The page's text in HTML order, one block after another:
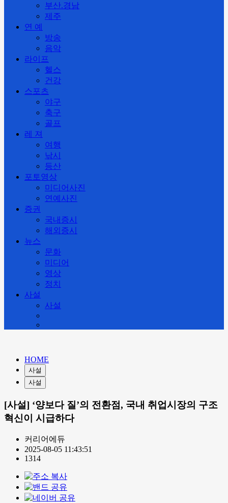
부산.경남
제주
연 예
방송
음악
라이프
헬스
건강
스포츠
야구
축구
골프
레 져
여행
낚시
등산
포토영상
미디어사진
연예사진
증권
국내증시
해외증시
뉴스
문화
미디어
영상
정치
사설
사설
HOME
사설
사설
[사설] ‘양보다 질’의 전환점, 국내 취업시장의 구조
혁신이 시급하다
커리어에듀
2025-08-05 11:43:51
1314